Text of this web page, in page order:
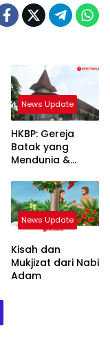
News Update
HKBP: Gereja
Batak yang
Mendunia &
di Indonesia
News Update
Kisah dan
Mukjizat dari Nabi
Adam